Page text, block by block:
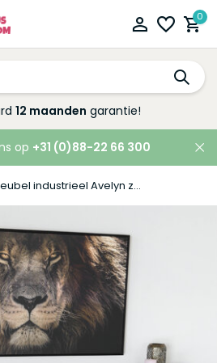
0
de laagsteprijsgarantie!
op +31 (0)88-22 66 300
industrieel Avelyn z...